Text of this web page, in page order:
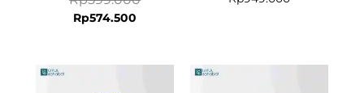
Rp574.500